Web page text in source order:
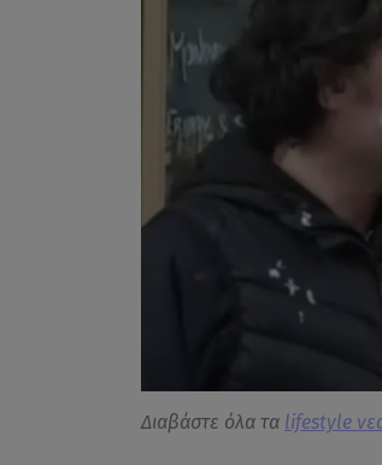
Διαβάστε όλα τα lifestyle